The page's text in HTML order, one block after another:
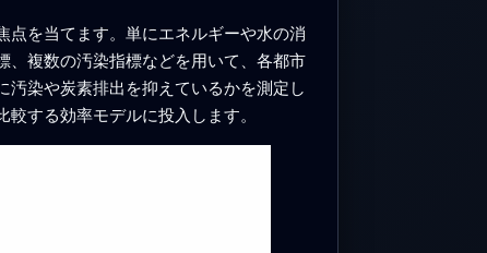
を当てます。単にエネルギーや水の消
、複数の汚染指標などを用いて、各都市
染や炭素排出を抑えているかを測定し
する効率モデルに投入します。